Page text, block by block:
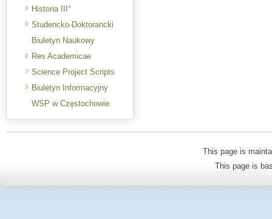
Historia III°
Studencko-Doktorancki
Biuletyn Naukowy
Res Academicae
Science Project Scripts
Biuletyn Informacyjny
WSP w Częstochowie
This page is
This page is